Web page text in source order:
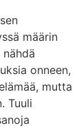
määrin
onneen,
mutta
Tuuli